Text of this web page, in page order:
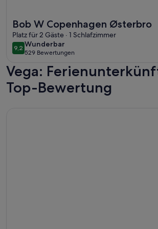
Bob W Copenhagen Østerbro
Platz für 2 Gäste · 1 Schlafzimmer
9,29,2 von 10
Wunderbar
wunderbar
529 Bewertungen
(529
bewertungen)
Vega:
Top-Bewertung